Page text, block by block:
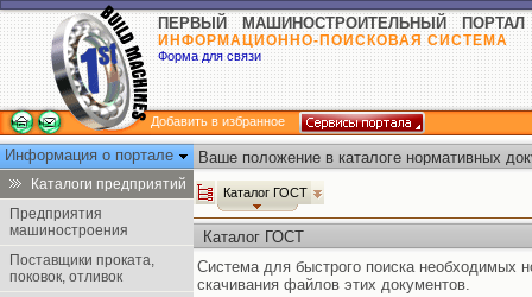
ПЕРВЫЙ МАШИНОСТРОИТЕЛЬНЫЙ ПОРТАЛ
ИНФОРМАЦИОННО-ПОИСКОВАЯ СИСТЕМА
Форма для связи
Добавить в избранное
Информация о портале
Каталоги предприятий
Предприятия
машиностроения
Поставщики проката,
поковок, отливок
Ваше положение в каталоге нормативных
Каталог ГОСТ
Каталог ГОСТ
Система для быстрого поиска необходимых
скачивания файлов этих документов.